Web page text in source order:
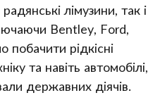
лімузини, так і
Bentley, Ford,
рідкісні
та навіть автомобілі,
державних діячів.